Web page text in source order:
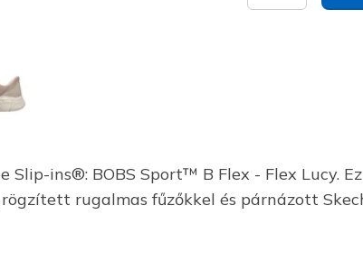
Slip-ins®: BOBS Sport™ B Flex - Flex Lucy.
rögzített rugalmas fűzőkkel és párnázott